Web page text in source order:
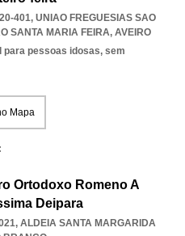
401, UNIAO FREGUESIAS SAO
SANTA MARIA FEIRA, AVEIRO
pessoas idosas, sem
Mapa
Ortodoxo Romeno A
Deipara
, ALDEIA SANTA MARGARIDA